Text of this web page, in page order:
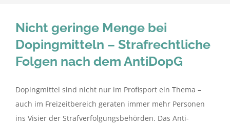
Nicht geringe Menge bei
Dopingmitteln – Strafrechtliche
Folgen nach dem AntiDopG
Dopingmittel sind nicht nur im Profisport ein Thema –
auch im Freizeitbereich geraten immer mehr Personen
ins Visier der Strafverfolgungsbehörden. Das Anti-